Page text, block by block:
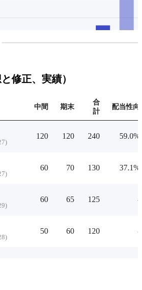
プレミアム会員にご登録
配当利回りの推移にアクセ
修正、実績）
中間 期末
合
計
配当性向
)
120 120 240 59.0%
)
60 70 130 37.1%
)
60 65 125 -
)
50 60 120 -